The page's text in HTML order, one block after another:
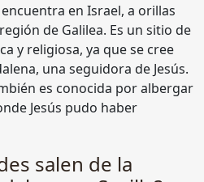
en Israel, a orillas
de Galilea. Es un sitio de
y religiosa, ya que se cree
una seguidora de Jesús.
es conocida por albergar
Jesús pudo haber
salen de la